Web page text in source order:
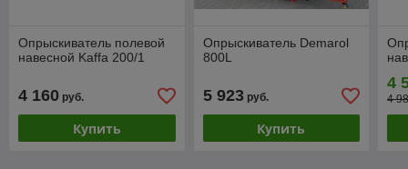
Опрыскиватель полевой
навесной Kaffa 200/1
4 160 руб.
Купить
Опрыскиватель Demarol
800L
5 923руб.
Купить
4
4